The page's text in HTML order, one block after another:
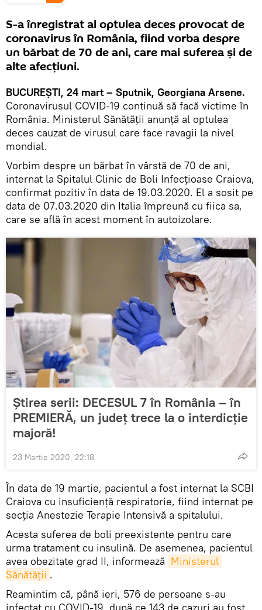
S-a înregistrat al optulea deces provocat de
coronavirus în România, fiind vorba despre
un bărbat de 70 de ani, care mai suferea și de
alte afecțiuni.
BUCUREȘTI, 24 mart – Sputnik, Georgiana Arsene.
Coronavirusul COVID-19 continuă să facă victime în
România. Ministerul Sănătății anunță al optulea
deces cauzat de virusul care face ravagii la nivel
mondial.
Vorbim despre un bărbat în vârstă de 70 de ani,
internat la Spitalul Clinic de Boli Infecțioase Craiova,
confirmat pozitiv în data de 19.03.2020. El a sosit pe
data de 07.03.2020 din Italia împreună cu fiica sa,
care se află în acest moment în autoizolare.
Știrea serii: DECESUL 7 în România – în
PREMIERĂ, un județ trece la o interdicție
majoră!
23 Martie 2020, 22:18
În data de 19 martie, pacientul a fost internat la SCBI
Craiova cu insuficiență respiratorie, fiind internat pe
secția Anestezie Terapie Intensivă a spitalului.
Acesta suferea de boli preexistente pentru care
urma tratament cu insulină. De asemenea, pacientul
avea obezitate grad II, informează Ministerul
Sănătății .
Reamintim că, până ieri, 576 de persoane s-au
infectat cu COVID-19, după ce 143 de cazuri au fost